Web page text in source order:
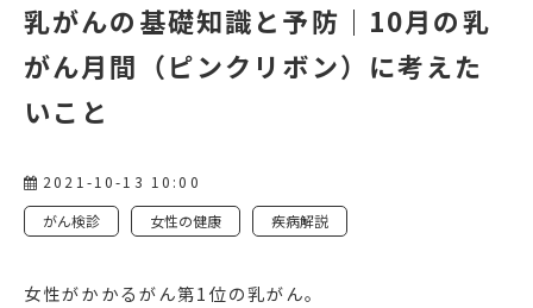
乳がんの基礎知識と予防｜10月の乳
がん月間（ピンクリボン）に考えた
いこと
2021-10-13 10:00
がん検診
女性の健康 疾病解説
女性がかかるがん第1位の乳がん。